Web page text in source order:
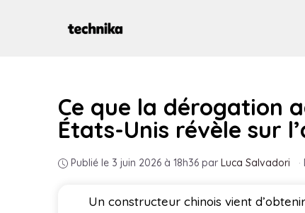
Ce que la dérogation
États-Unis révèle sur
Publié le 3 juin 2026 à 18h36 par Luca Salvadori ·
Un constructeur chinois vient